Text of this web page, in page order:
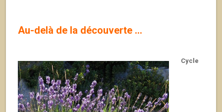
Au-delà de la découverte …
Cycle